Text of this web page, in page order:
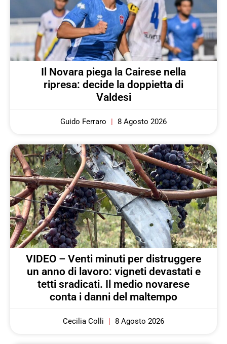
Il Novara piega la Cairese nella
ripresa: decide la doppietta di
Valdesi
Guido Ferraro 8 Agosto 2026
VIDEO – Venti minuti per distruggere
un anno di lavoro: vigneti devastati e
tetti sradicati. Il medio novarese
conta i danni del maltempo
Cecilia Colli 8 Agosto 2026